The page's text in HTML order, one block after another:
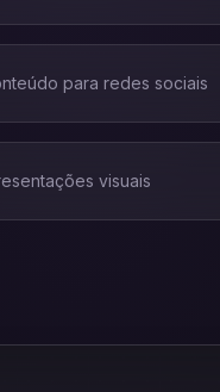
para redes sociais
visuais